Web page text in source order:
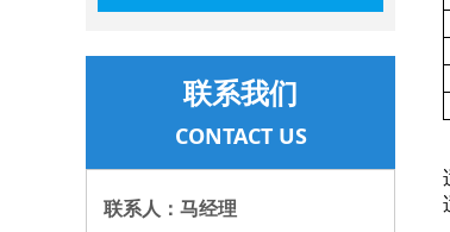
联系我们
CONTACT US
联系人：马经理